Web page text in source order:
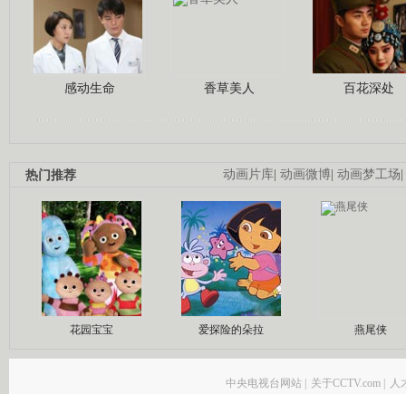
感动生命 香草美人 百花深处
动画片库 动画微博 动画梦工场
热门推荐
花园宝宝 爱探险的朵拉 燕尾侠
中央电视台网站 关于CCTV.com 人